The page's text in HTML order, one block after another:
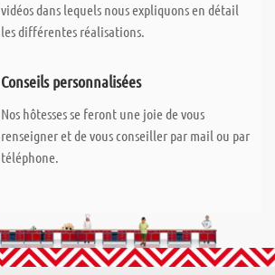
vidéos dans lequels nous expliquons en détail
les différentes réalisations.
Conseils personnalisées
Nos hôtesses se feront une joie de vous
renseigner et de vous conseiller par mail ou par
téléphone.